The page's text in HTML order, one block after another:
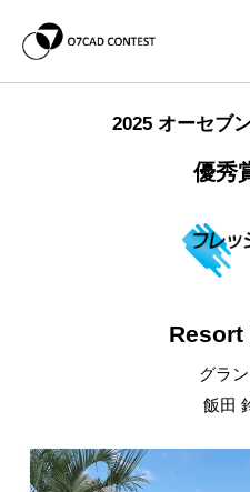
2025 オーセブ
優秀
Resort
グラ
飯田